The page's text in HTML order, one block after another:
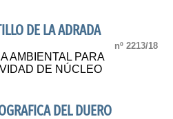
DE LA ADRADA
nº 2213/18
AMBIENTAL PARA
DE NÚCLEO
DEL DUERO